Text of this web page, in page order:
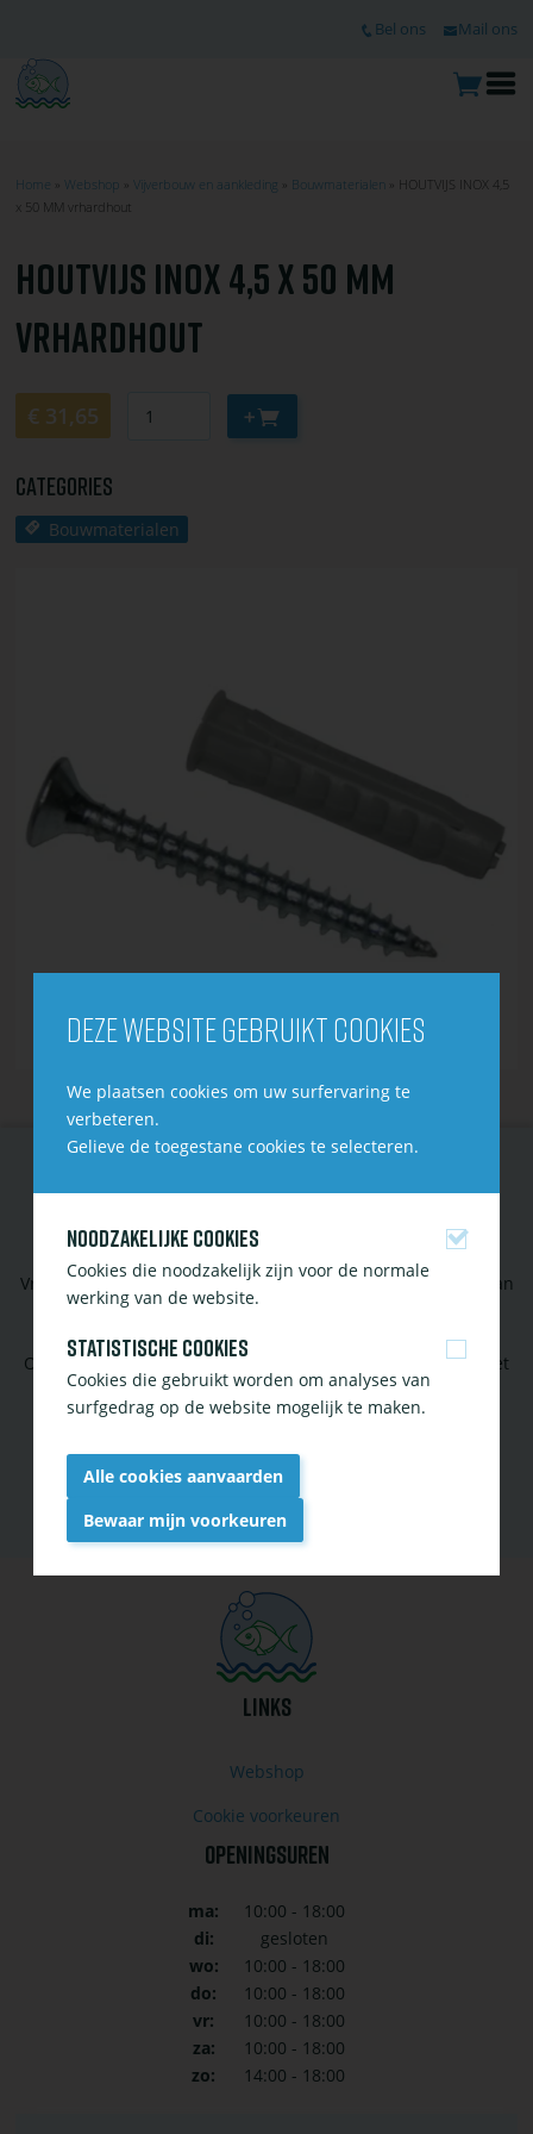
de
hoofdinhoud
TOP
Bel ons Mail ons
KRUIMELPAD
Home Webshop Vijverbouw en aankleding Bouwmaterialen
HOUTVIJS INOX 4,5
x 50 MM vrhardhout
HOUTVIJS INOX 4,5 X 50 MM
VRHARDHOUT
€ 31,65 Aan
winkelwagen
Categories
Bouwmaterialen
Vragen over vijver, aquarium of tropische planten? Aarzel dan
niet ons te contacteren!
Of volg onze social media om op de hoogte te blijven van het
laatste nieuws en tips.
ContactFacebook
LINKS
Webshop
Cookie voorkeuren
OPENINGSUREN
ma:
10:00 - 18:00
di:
gesloten
wo:
10:00 - 18:00
do:
10:00 - 18:00
vr:
10:00 - 18:00
za:
10:00 - 18:00
zo:
14:00 - 18:00
Deze website gebruikt cookies
We plaatsen cookies om uw surfervaring te
verbeteren.
Gelieve de toegestane cookies te selecteren.
Noodzakelijke cookies
Cookies die noodzakelijk zijn voor de normale
werking van de website.
Statistische cookies
Cookies die gebruikt worden om analyses van
surfgedrag op de website mogelijk te maken.
Alle cookies aanvaarden
Bewaar mijn voorkeuren